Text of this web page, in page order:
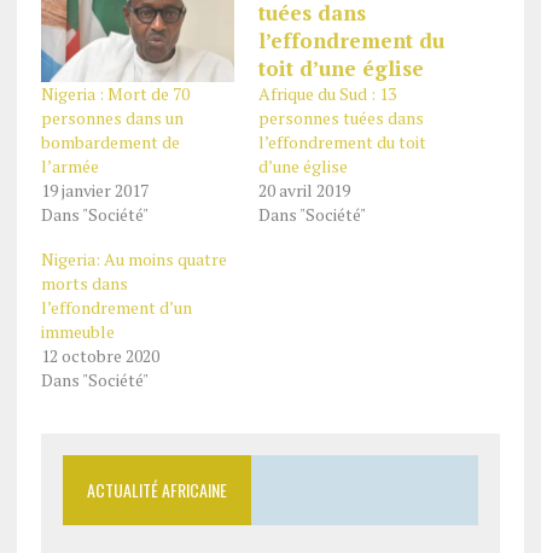
Nigeria : Mort de 70
personnes dans un
bombardement de
l’armée
19 janvier 2017
Dans "Société"
Afrique du Sud : 13
personnes tuées dans
l’effondrement du toit
d’une église
20 avril 2019
Dans "Société"
Nigeria: Au moins quatre
morts dans
l’effondrement d’un
immeuble
12 octobre 2020
Dans "Société"
ACTUALITÉ AFRICAINE